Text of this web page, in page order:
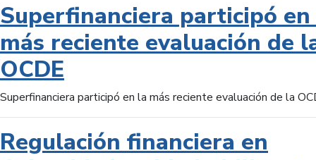
Superfinanciera participó
más reciente evaluación de
OCDE
Superfinanciera participó en la más reciente evaluación de la
Regulación financiera en